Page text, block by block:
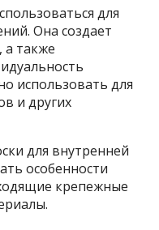
для
Она создает
также
использовать для
и других
для внутренней
особенности
крепежные